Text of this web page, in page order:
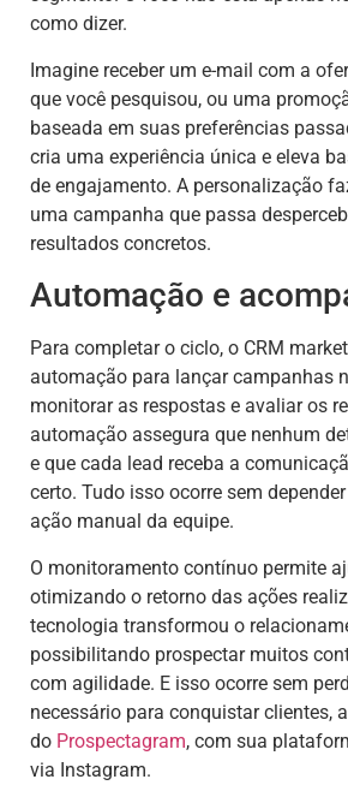
como dizer.
Imagine receber um e-mail com a
que você pesquisou, ou uma
baseada em suas preferências
cria uma experiência única e eleva
de engajamento. A personalização
uma campanha que passa
resultados concretos.
Automação e
Para completar o ciclo, o CRM
automação para lançar campanhas
monitorar as respostas e avaliar os
automação assegura que nenhum
e que cada lead receba a
certo. Tudo isso ocorre sem
ação manual da equipe.
O monitoramento contínuo permite
otimizando o retorno das ações
tecnologia transformou o
possibilitando prospectar muitos
com agilidade. E isso ocorre sem
necessário para conquistar clientes,
do Prospectagram, com sua
via Instagram.